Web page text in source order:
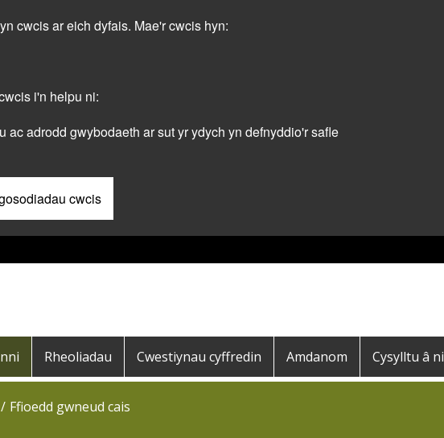
cwcis ar eich dyfais. Mae'r cwcis hyn:
i'n helpu ni:
ac adrodd gwybodaeth ar sut yr ydych yn defnyddio'r safle
cwcis
Rheoliadau Cwestiynau cyffredin Amdanom Cysylltu â ni
Ffioedd gwneud cais